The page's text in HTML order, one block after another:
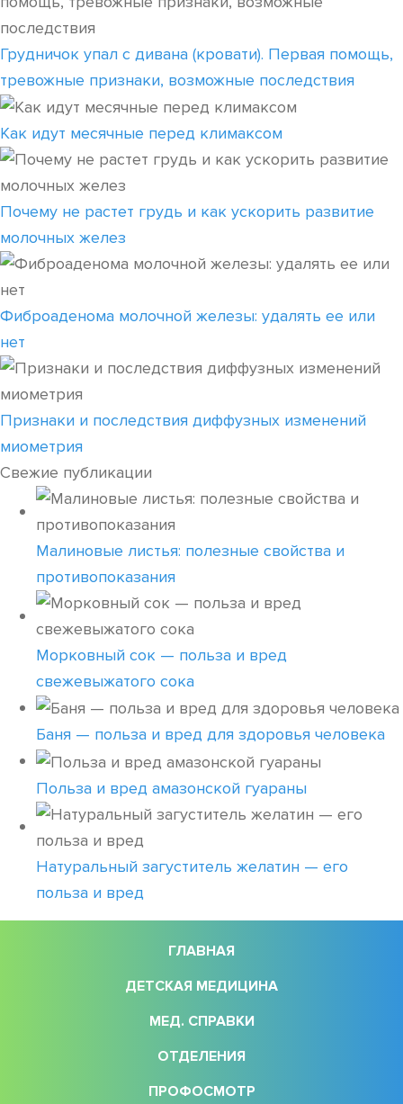
Грудничок упал с дивана (кровати). Первая помощь,
тревожные признаки, возможные последствия
Как идут месячные перед климаксом
Почему не растет грудь и как ускорить развитие
молочных желез
Фиброаденома молочной железы: удалять ее или
нет
Признаки и последствия диффузных изменений
миометрия
Свежие публикации
Малиновые листья: полезные свойства и
противопоказания
Морковный сок — польза и вред
свежевыжатого сока
Баня — польза и вред для здоровья человека
Польза и вред амазонской гуараны
Натуральный загуститель желатин — его
польза и вред
ГЛАВНАЯ
ДЕТСКАЯ МЕДИЦИНА
МЕД. СПРАВКИ
ОТДЕЛЕНИЯ
ПРОФОСМОТР